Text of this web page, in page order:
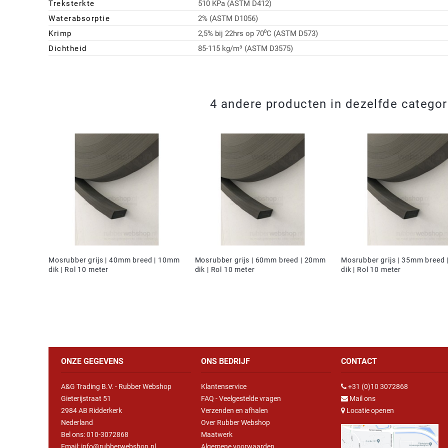
Treksterkte
510 KPa (ASTM D412)
Waterabsorptie
2% (ASTM D1056)
Krimp
2,5% bij 22hrs op 70⁰C (ASTM D573)
Dichtheid
85-115 kg/m³ (ASTM D3575)
4 andere producten in dezelfde
Mosrubber grijs | 40mm breed | 10mm
dik | Rol 10 meter
Mosrubber grijs | 60mm breed | 20mm
dik | Rol 10 meter
Mosrubber grijs | 35mm breed
dik | Rol 10 meter
ONZE GEGEVENS
A&G Trading B.V. - Rubber Webshop
Gieterijstraat 51
2984 AB Ridderkerk
Nederland
Bel ons:010-3072868
Email: info@rubberwebshop.nl
ONS BEDRIJF
Klantenservice
FAQ - Veelgestelde vragen
Verzenden en afhalen
Over Rubber Webshop
Maatwerk
Algemene voorwaarden
CONTACT
+31 (0)10 3072868
Mail ons
Locatie openen